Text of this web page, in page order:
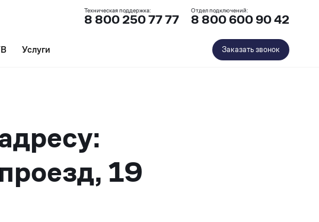
Техническая поддержка:
8 800 250 77 77
Отдел подключений:
8 800 600 90 42
Услуги Заказать звонок
19